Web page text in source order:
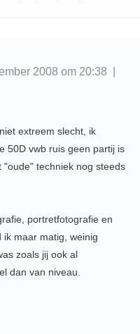
2008 om 20:38 |
extreem slecht, ik
50D vwb ruis geen partij is
techniek nog steeds
portretfotografie en
maar matig, weinig
zoals jij ook al
dan van niveau.